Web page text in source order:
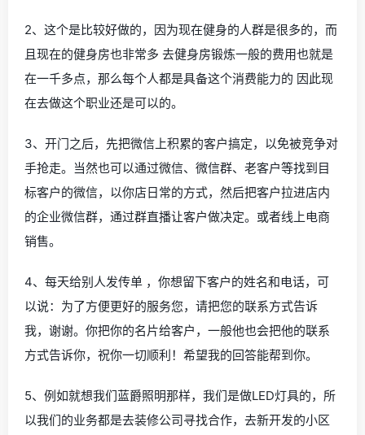
2、这个是比较好做的，因为现在健身的人群是很多的，而
且现在的健身房也非常多 去健身房锻炼一般的费用也就是
在一千多点，那么每个人都是具备这个消费能力的 因此现
在去做这个职业还是可以的。
3、开门之后，先把微信上积累的客户搞定，以免被竞争对
手抢走。当然也可以通过微信、微信群、老客户等找到目
标客户的微信，以你店日常的方式，然后把客户拉进店内
的企业微信群，通过群直播让客户做决定。或者线上电商
销售。
4、每天给别人发传单 ，你想留下客户的姓名和电话，可
以说：为了方便更好的服务您，请把您的联系方式告诉
我，谢谢。你把你的名片给客户，一般他也会把他的联系
方式告诉你，祝你一切顺利！希望我的回答能帮到你。
5、例如就想我们蓝爵照明那样，我们是做LED灯具的，所
以我们的业务都是去装修公司寻找合作，去新开发的小区